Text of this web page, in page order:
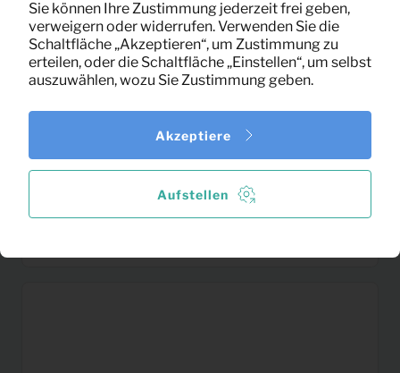
Sie können Ihre Zustimmung jederzeit frei geben,
verweigern oder widerrufen. Verwenden Sie die
Schaltfläche „Akzeptieren“, um Zustimmung zu
erteilen, oder die Schaltfläche „Einstellen“, um selbst
auszuwählen, wozu Sie Zustimmung geben.
Aufstellen
Akzeptiere